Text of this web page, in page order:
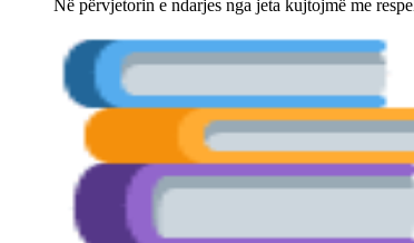
Në përvjetorin e ndarjes nga jeta kujtojmë me